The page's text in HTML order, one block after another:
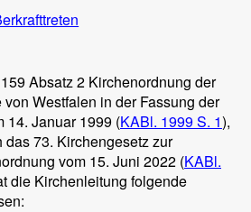
Absatz 2 Kirchenordnung der
Westfalen in der Fassung der
14. Januar 1999 (KABl. 1999 S. 1),
73. Kirchengesetz zur
vom 15. Juni 2022 (KABl.
die Kirchenleitung folgende